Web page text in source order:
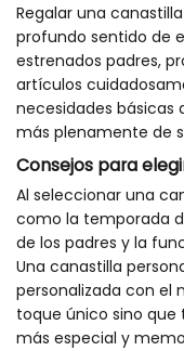
Regalar una
profundo sentido de
estrenados padres,
artículos
necesidades básicas
más plenamente de
Consejos para
Al seleccionar una
como la temporada
de los padres y la
Una canastilla
personalizada con el
toque único sino que
más especial y